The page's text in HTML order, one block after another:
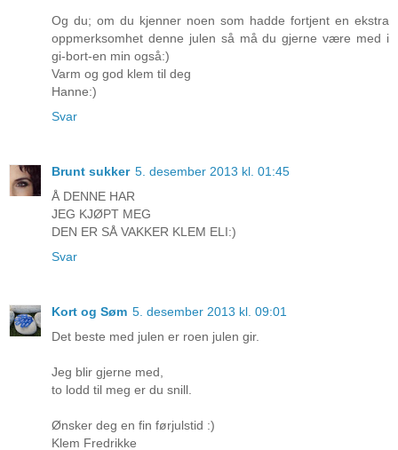
Og du; om du kjenner noen som hadde fortjent en ekstra
oppmerksomhet denne julen så må du gjerne være med i
gi-bort-en min også:)
Varm og god klem til deg
Hanne:)
Svar
Brunt sukker 5. desember 2013 kl. 01:45
Å DENNE HAR
JEG KJØPT MEG
DEN ER SÅ VAKKER KLEM ELI:)
Svar
Kort og Søm 5. desember 2013 kl. 09:01
Det beste med julen er roen julen gir.
Jeg blir gjerne med,
to lodd til meg er du snill.
Ønsker deg en fin førjulstid :)
Klem Fredrikke